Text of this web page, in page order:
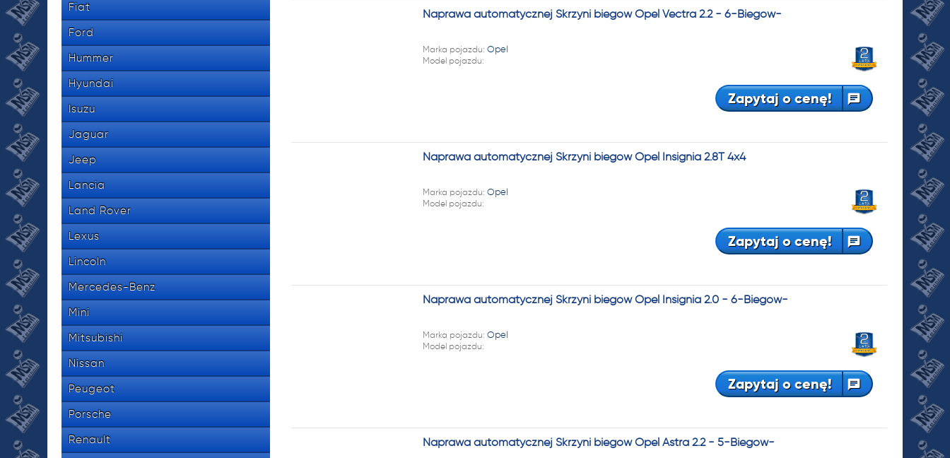
Fiat
Ford
Hummer
Hyundai
Isuzu
Jaguar
Jeep
Lancia
Land Rover
Lexus
Lincoln
Mercedes-Benz
Mini
Mitsubishi
Nissan
Peugeot
Porsche
Renault
Naprawa automatycznej Skrzyni biegów Opel Vectra 2.2 - 6-Biegów-
Marka pojazdu: Opel
Model pojazdu:
Zapytaj o cenę!
Naprawa automatycznej Skrzyni biegów Opel Insignia 2.8T 4x4
Marka pojazdu: Opel
Model pojazdu:
Zapytaj o cenę!
Naprawa automatycznej Skrzyni biegów Opel Insignia 2.0 - 6-Biegów-
Marka pojazdu: Opel
Model pojazdu:
Zapytaj o cenę!
Naprawa automatycznej Skrzyni biegów Opel Astra 2.2 - 5-Biegów-